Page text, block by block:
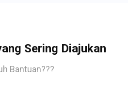
Sering Diajukan
Bantuan???